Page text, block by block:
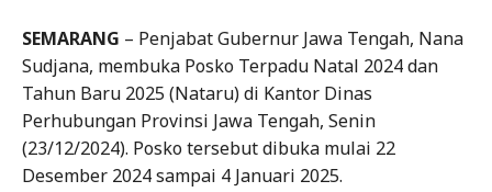
SEMARANG – Penjabat Gubernur Jawa Tengah, Nana
Sudjana, membuka Posko Terpadu Natal 2024 dan
Tahun Baru 2025 (Nataru) di Kantor Dinas
Perhubungan Provinsi Jawa Tengah, Senin
(23/12/2024). Posko tersebut dibuka mulai 22
Desember 2024 sampai 4 Januari 2025.